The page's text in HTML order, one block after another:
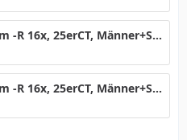
MCC 03RG20, Verbatim -R 16x, 25erCT, Männer+Serge, @16x.png
MCC 03RG20, Verbatim -R 16x, 25erCT, Männer+Serge, @16x, RLO8.png